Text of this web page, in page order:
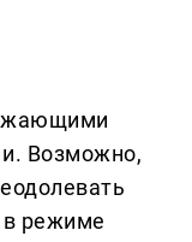
Возможно,
в режиме